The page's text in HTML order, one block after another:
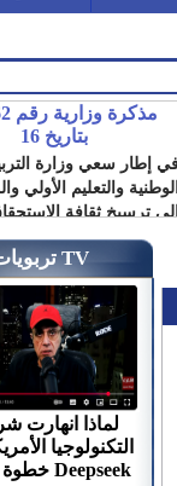
بتاريخ 16
إطار سعي وزارة
الوطنية والتعليم الأولي
إلى ترسيخ ثقافة
الترقية بالمردودية،...
تربويات TV
لماذا انهارت
التكنولوجيا
خطوة الصين Deepseek